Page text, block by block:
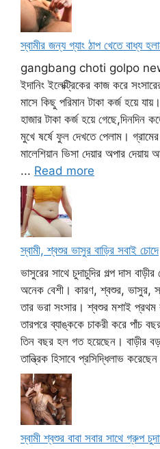
স্বামীর জন্য গ্যাং ঠাপ খেতে বাধ্য
gangbang choti golpo new
ইদানিং ইলেক্ট্রিকের কাজ করে
মাসে কিছু পরিমান টাকা কর্জ হয়ে
হাজার টাকা কর্জ হয়ে গেছে,দিনদিন
মুখে ষর্ষে ফুল দেখতে পেলাম।
মালেশিয়ান ভিসা দেয়ার অপার দেয়ায়
... Read more
স্বামী, শ্বশুর ভাসুর বাড়ির সবাই চোদে
ভাসুরের সাথে চুদাচুদির গল্প দাস
অনেক বেশী। কারণ, শ্বশুর, ভাসুর,
তার ভরা সংসার। শ্বশুর মশাই প্রথম
তারপরে ব্যাঙ্ককে চাকরী করে পাঁচ
তিন বছর হল গত হয়েছেন। বাড়ীর
তান্ত্রিক হিসাবে প্রসিদ্ধিলাভ
স্বামী শ্বশুর বাবা সবার সাথে গ্রুপ